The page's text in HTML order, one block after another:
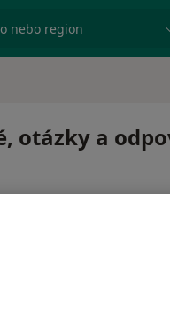
nebo region
otázky a